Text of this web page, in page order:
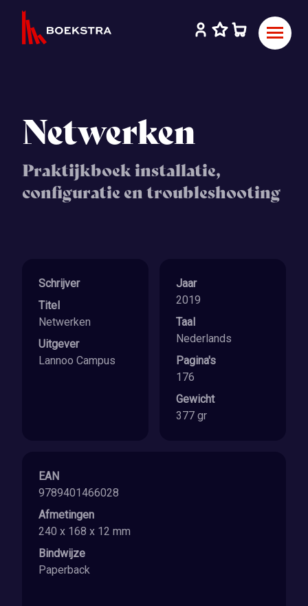
Netwerken
Praktijkboek installatie,
configuratie en troubleshooting
Schrijver
Titel
Netwerken
Uitgever
Lannoo Campus
Jaar
2019
Taal
Nederlands
Pagina's
176
Gewicht
377 gr
EAN
9789401466028
Afmetingen
240 x 168 x 12 mm
Bindwijze
Paperback